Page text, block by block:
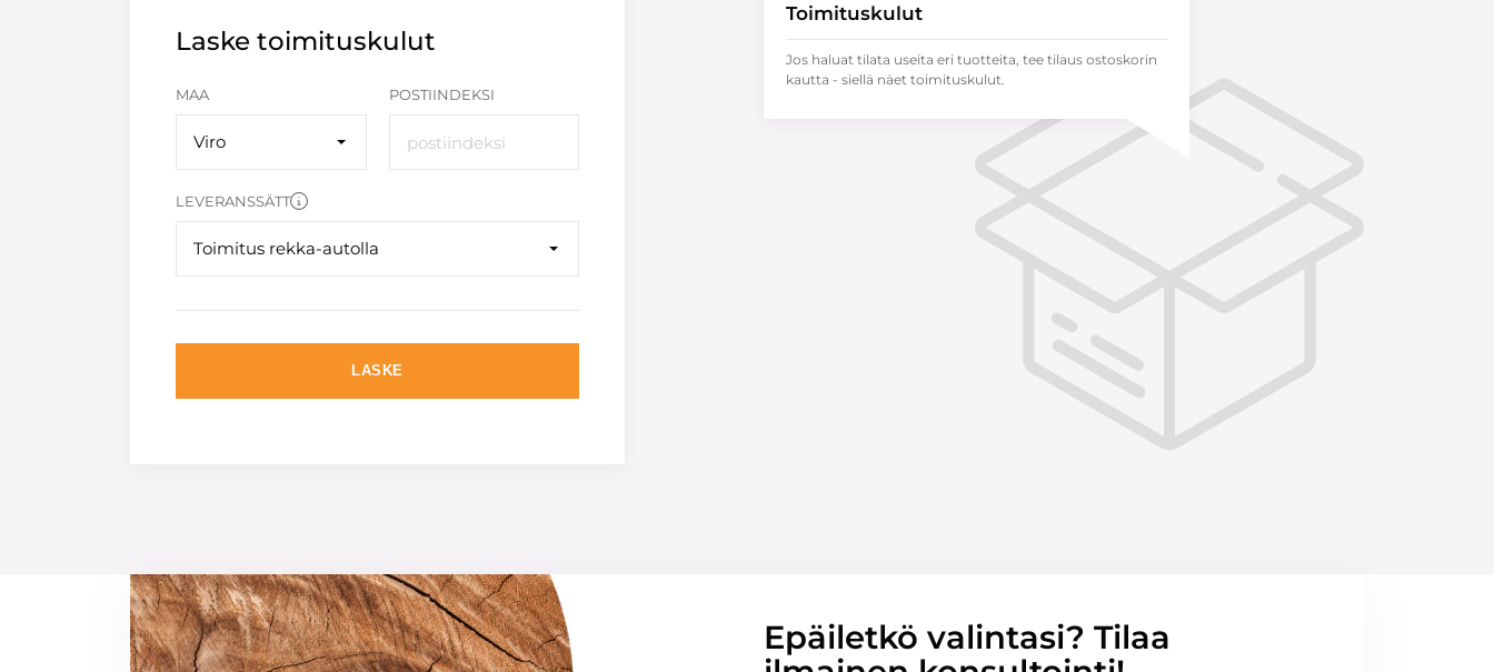
Laske toimituskulut
MAA
Viro
POSTIINDEKSI
LEVERANSSÄTT
Toimitus rekka-autolla
LASKE
Toimituskulut
Jos haluat tilata useita eri tuotteita, tee tilaus ostoskorin
kautta - siellä näet toimituskulut.
Epäiletkö valintasi? Tilaa